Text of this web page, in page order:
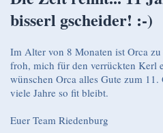
bisserl gscheider! :-)
Im Alter von 8 Monaten ist Orca
froh, mich für den verrückten Kerl
wünschen Orca alles Gute zum 11.
viele Jahre so fit bleibt.
Euer Team Riedenburg